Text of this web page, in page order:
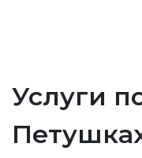
Услуги